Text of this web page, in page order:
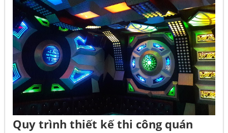
Quy trình thiết kế thi công quán